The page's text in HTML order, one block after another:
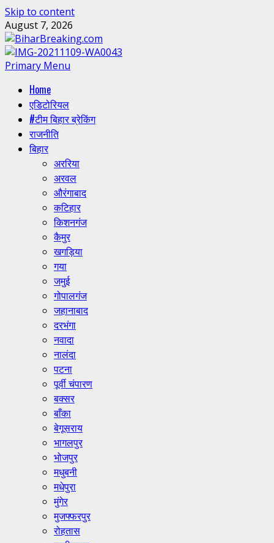
Skip to content
August 7, 2026
Primary Menu
Home
एडिटोरियल
#टीम बिहार ब्रेकिंग
राजनीति
बिहार
अररिया
अरवल
औरंगाबाद
कटिहार
किशनगंज
कैमुर
खगड़िया
गया
जमुई
गोपालगंज
जहानाबाद
दरभंगा
नवादा
नालंदा
पटना
पूर्वी चंपारण
बक्सर
बाँका
बेगूसराय
भागलपुर
भोजपुर
मधुबनी
मधेपुरा
मुंगेर
मुजफ्फरपुर
रोहतास